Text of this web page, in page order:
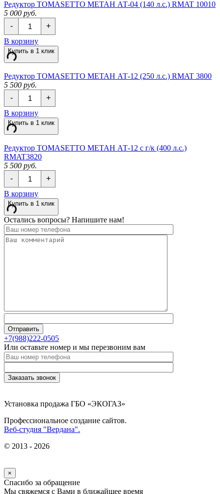
л.с.)
RMAT
1001
Редуктор TOMASETTO МЕТАН АТ-04 (140 л.с.) RMAT 10010
5 000 руб.
-
Редуктор
TOMASETTO
МЕТАН
(140
л.с.)
RMAT
10010
+
В корзину
Купить в 1 клик
Редуктор TOMASETTO МЕТАН АТ-12 (250 л.с.) RMAT 3800
5 500 руб.
-
Редуктор
TOMASETTO
МЕТАН
(250
л.с.)
RMAT
3800
+
В корзину
Купить в 1 клик
Редуктор TOMASETTO МЕТАН АТ-12 с г/к (400 л.с.)
RMAT3820
5 500 руб.
-
Редуктор
TOMASETTO
МЕТАН
с
г/
к
(400
+
В корзину
Купить в 1 клик
Остались вопросы? Напишите нам!
+7(988)222-0505
Или оставьте номер и мы перезвоним вам
Установка продажа ГБО «ЭКОГАЗ»
Профессиональное создание сайтов.
Веб-студия "Вердана".
© 2013 - 2026
×
Спасибо за обращение
Мы свяжемся с Вами в ближайшее время